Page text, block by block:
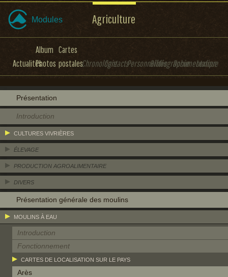
Modules Agriculture
Actualités
Album
Photos
Cartes
postalesChronologieContactsPersonnalitésBibliographieDocumentation
Lexique
Présentation
Introduction
CULTURES VIVRIÈRES
ÉLEVAGE
PRODUCTION AGROALIMENTAIRE
DIVERS
Présentation générale des moulins
MOULINS À EAU
Introduction
Fonctionnement
CARTES DE LOCALISATION SUR LE PAYS
Arès